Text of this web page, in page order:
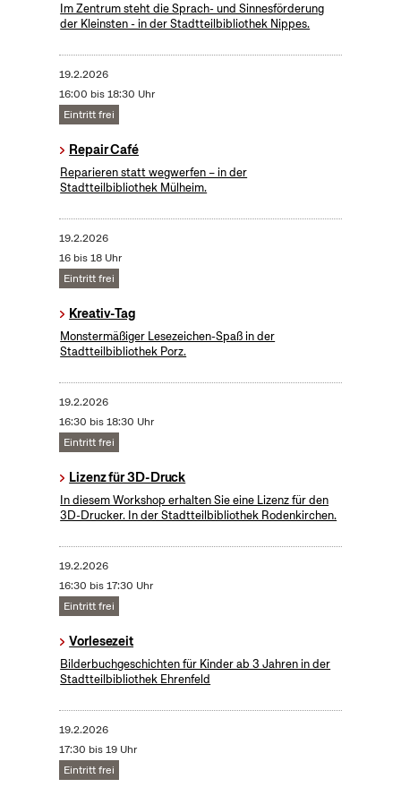
Im Zentrum steht die Sprach- und Sinnesförderung
der Kleinsten - in der Stadtteilbibliothek Nippes.
19.2.2026
16:00 bis 18:30 Uhr
Eintritt frei
Repair Café
Reparieren statt wegwerfen – in der
Stadtteilbibliothek Mülheim.
19.2.2026
16 bis 18 Uhr
Eintritt frei
Kreativ-Tag
Monstermäßiger Lesezeichen-Spaß in der
Stadtteilbibliothek Porz.
19.2.2026
16:30 bis 18:30 Uhr
Eintritt frei
Lizenz für 3D-Druck
In diesem Workshop erhalten Sie eine Lizenz für den
3D-Drucker. In der Stadtteilbibliothek Rodenkirchen.
19.2.2026
16:30 bis 17:30 Uhr
Eintritt frei
Vorlesezeit
Bilderbuchgeschichten für Kinder ab 3 Jahren in der
Stadtteilbibliothek Ehrenfeld
19.2.2026
17:30 bis 19 Uhr
Eintritt frei